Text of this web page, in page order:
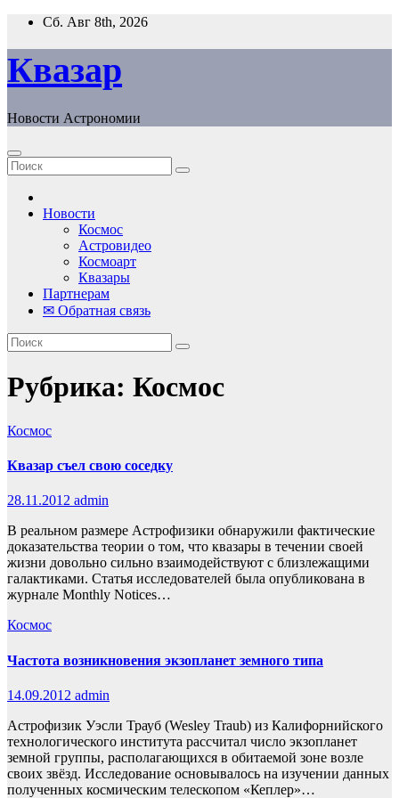
Перейти
содержанию
Сб. Авг 8th, 2026
Квазар
Новости Астрономии
Новости
Космос
Астровидео
Космоарт
Квазары
Партнерам
✉ Обратная связь
Рубрика: Космос
Космос
Квазар съел свою соседку
28.11.2012 admin
В реальном размере Астрофизики обнаружили фактические
доказательства теории о том, что квазары в течении своей
жизни довольно сильно взаимодействуют с близлежащими
галактиками. Статья исследователей была опубликована в
журнале Monthly Notices…
Космос
Частота возникновения экзопланет земного типа
14.09.2012 admin
Астрофизик Уэсли Трауб (Wesley Traub) из Калифорнийского
технологического института рассчитал число экзопланет
земной группы, располагающихся в обитаемой зоне возле
своих звёзд. Исследование основывалось на изучении данных
полученных космическим телескопом «Кеплер»…